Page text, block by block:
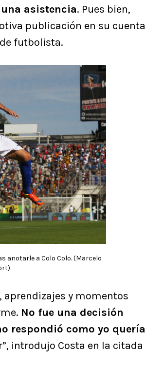
una asistencia. Pues bien,
publicación en su cuenta
futbolista.
anotarle a Colo Colo. (Marcelo
aprendizajes y momentos
No fue una decisión
respondió como yo quería
introdujo Costa en la citada